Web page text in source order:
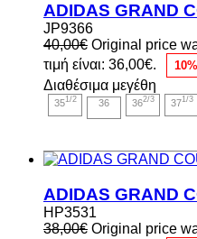
JP9366
40,00€ Original price
τιμή είναι: 36,00€.
10%
Διαθέσιμα μεγέθη
351/2 36 362/3 371/3
ADIDAS GRAND
HP3531
38,00€ Original price